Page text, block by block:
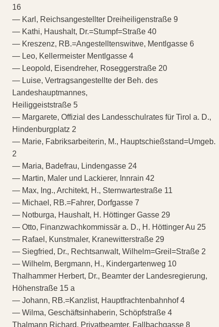
16
— Karl, Reichsangestellter Dreiheiligenstraße 9
— Kathi, Haushalt, Dr.=Stumpf=Straße 40
— Kreszenz, RB.=Angestelltenswitwe, Mentlgasse 6
— Leo, Kellermeister Mentlgasse 4
— Leopold, Eisendreher, Roseggerstraße 20
— Luise, Vertragsangestellte der Beh. des
Landeshauptmannes,
Heiliggeiststraße 5
— Margarete, Offizial des Landesschulrates für Tirol a. D.,
Hindenburgplatz 2
— Marie, Fabriksarbeiterin, M., Hauptschießstand=Umgeb.
2
— Maria, Badefrau, Lindengasse 24
— Martin, Maler und Lackierer, Innrain 42
— Max, Ing., Architekt, H., Sternwartestraße 11
— Michael, RB.=Fahrer, Dorfgasse 7
— Notburga, Haushalt, H. Höttinger Gasse 29
— Otto, Finanzwachkommissär a. D., H. Höttinger Au 25
— Rafael, Kunstmaler, Kranewitterstraße 29
— Siegfried, Dr., Rechtsanwalt, Wilhelm=Greil=Straße 2
— Wilhelm, Bergmann, H., Kindergartenweg 10
Thalhammer Herbert, Dr., Beamter der Landesregierung,
Höhenstraße 15 a
— Johann, RB.=Kanzlist, Hauptfrachtenbahnhof 4
— Wilma, Geschäftsinhaberin, Schöpfstraße 4
Thalmann Richard, Privatbeamter, Fallbachgasse 8